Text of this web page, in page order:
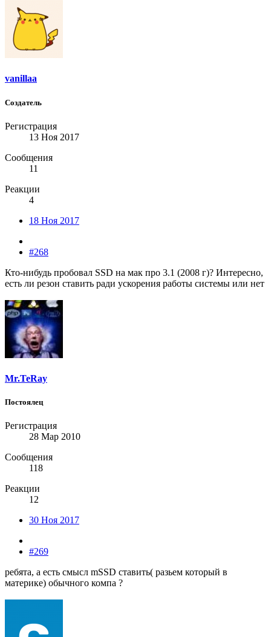
vanillaa
Создатель
Регистрация
13 Ноя 2017
Сообщения
11
Реакции
4
18 Ноя 2017
#268
Кто-нибудь пробовал SSD на мак про 3.1 (2008 г)? Интересно,
есть ли резон ставить ради ускорения работы системы или нет
Mr.TeRay
Постоялец
Регистрация
28 Мар 2010
Сообщения
118
Реакции
12
30 Ноя 2017
#269
ребята, а есть смысл mSSD ставить( разьем который в
материке) обычного компа ?